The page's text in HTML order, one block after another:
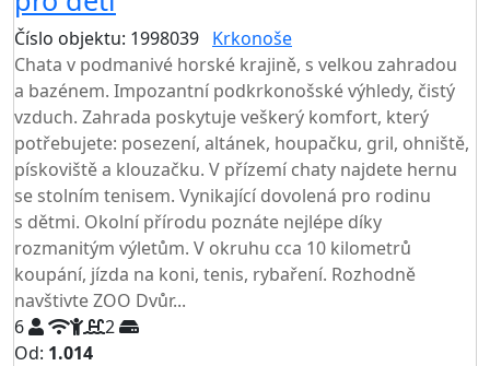
Číslo objektu: 1998039 Krkonoše
Chata v podmanivé horské krajině, s velkou zahradou
a bazénem. Impozantní podkrkonošské výhledy, čistý
vzduch. Zahrada poskytuje veškerý komfort, který
potřebujete: posezení, altánek, houpačku, gril, ohniště,
pískoviště a klouzačku. V přízemí chaty najdete hernu
se stolním tenisem. Vynikající dovolená pro rodinu
s dětmi. Okolní přírodu poznáte nejlépe díky
rozmanitým výletům. V okruhu cca 10 kilometrů
koupání, jízda na koni, tenis, rybaření. Rozhodně
navštivte ZOO Dvůr...
6
2
Od: 1.014